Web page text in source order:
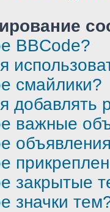
BBCode?
смайлики?
добавлять
важные
закрытые
значки